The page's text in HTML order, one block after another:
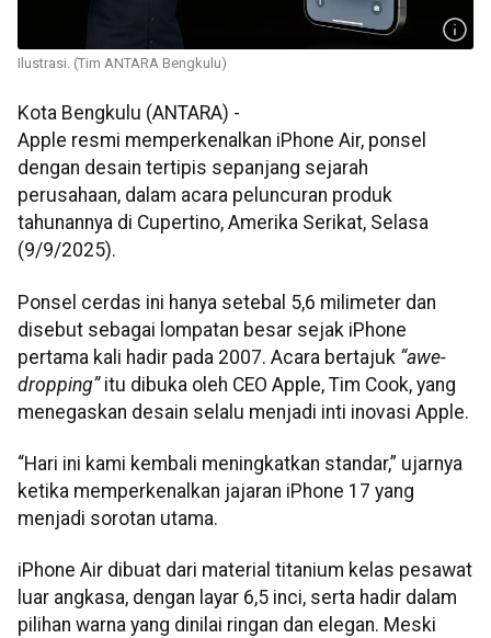
Ilustrasi. (Tim ANTARA Bengkulu)
Kota Bengkulu (ANTARA) -
Apple resmi memperkenalkan iPhone Air, ponsel
dengan desain tertipis sepanjang sejarah
perusahaan, dalam acara peluncuran produk
tahunannya di Cupertino, Amerika Serikat, Selasa
(9/9/2025).
Ponsel cerdas ini hanya setebal 5,6 milimeter dan
disebut sebagai lompatan besar sejak iPhone
pertama kali hadir pada 2007. Acara bertajuk “awe-
dropping”itu dibuka oleh CEO Apple, Tim Cook, yang
menegaskan desain selalu menjadi inti inovasi Apple.
“Hari ini kami kembali meningkatkan standar,” ujarnya
ketika memperkenalkan jajaran iPhone 17 yang
menjadi sorotan utama.
iPhone Air dibuat dari material titanium kelas pesawat
luar angkasa, dengan layar 6,5 inci, serta hadir dalam
pilihan warna yang dinilai ringan dan elegan. Meski